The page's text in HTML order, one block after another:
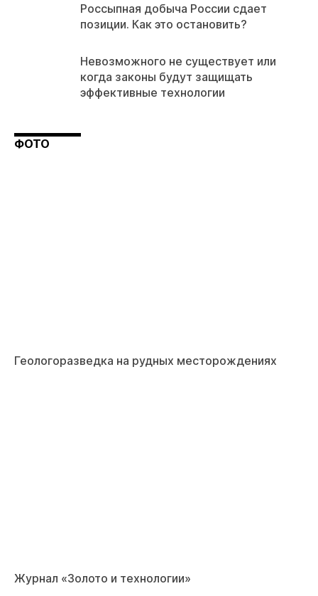
Россыпная добыча России сдает
позиции. Как это остановить?
Невозможного не существует или
когда законы будут защищать
эффективные технологии
ФОТО
Геологоразведка на рудных месторождениях
Журнал «Золото и технологии»